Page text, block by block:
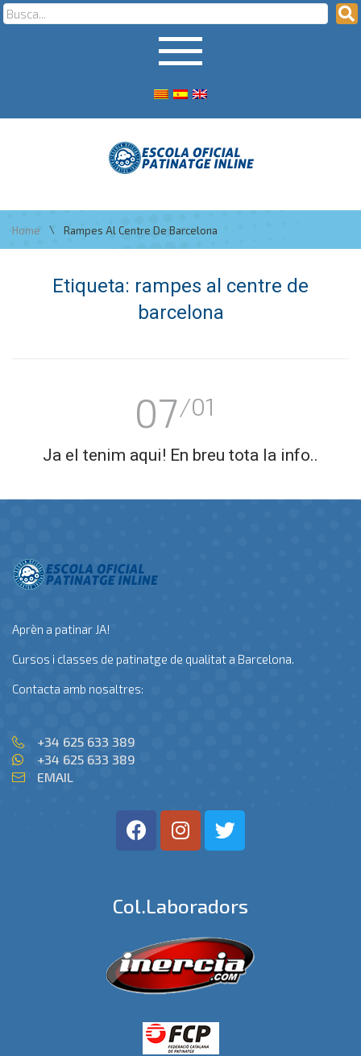
Home \ Rampes Al Centre De Barcelona
Etiqueta: rampes al centre de
barcelona
07/01
Ja el tenim aqui! En breu tota la info..
Aprèn a patinar JA!
Cursos i classes de patinatge de qualitat a Barcelona.
Contacta amb nosaltres:
+34 625 633 389
+34 625 633 389
EMAIL
Col.laboradors